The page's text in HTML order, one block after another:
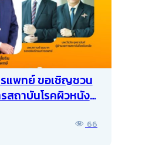
แพทย์ ขอเชิญชวน
สถาบันโรคผิวหนัง
66